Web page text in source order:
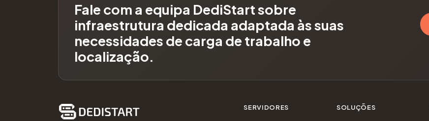
Fale com a equipa DediStart sobre
infraestrutura dedicada adaptada às suas
necessidades de carga de trabalho e
localização.
SERVIDORES SOLUÇÕES